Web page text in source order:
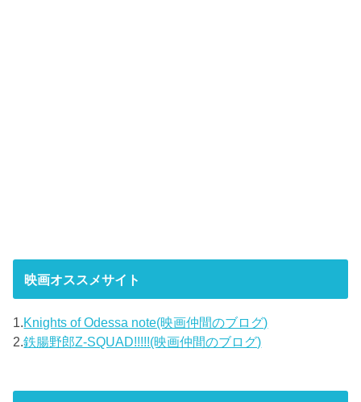
映画オススメサイト
1.Knights of Odessa note(映画仲間のブログ)
2.鉄腸野郎Z-SQUAD!!!!!(映画仲間のブログ)